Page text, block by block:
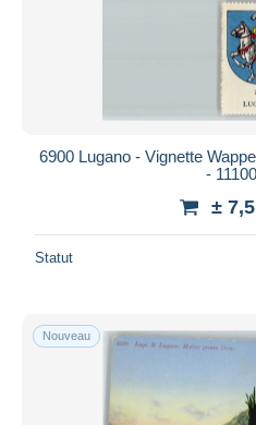
6900 Lugano - Vignette
-
±
Statut
Nouveau